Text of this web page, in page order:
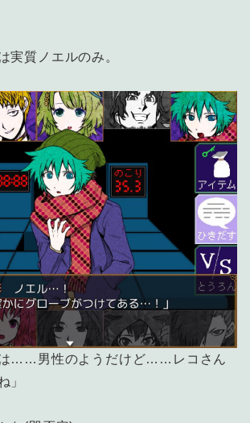
実質ノエルのみ。
は……男性のようだけど……レコさん
」